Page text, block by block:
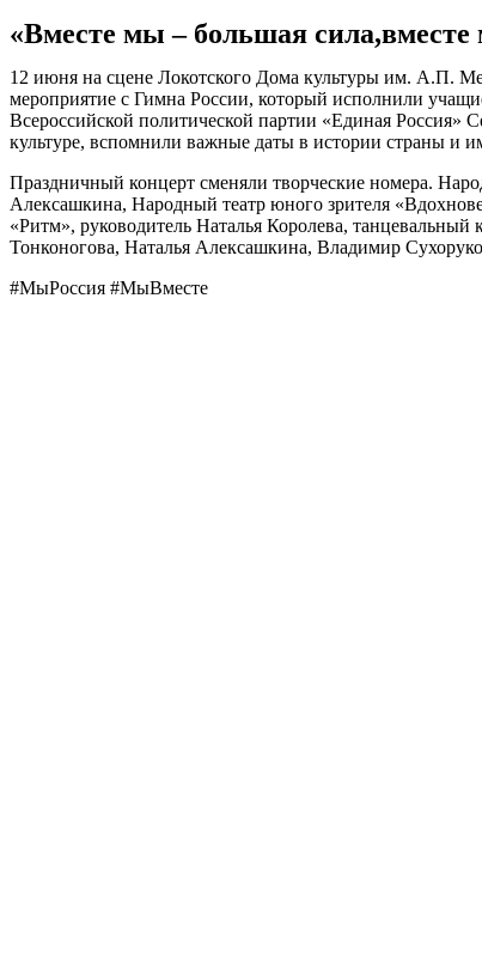
«Вместе мы – большая сила,вместе
12 июня на сцене Локотского Дома культуры им. А.П.
мероприятие с Гимна России, который исполнили
Всероссийской политической партии «Единая Россия»
культуре, вспомнили важные даты в истории страны и
Праздничный концерт сменяли творческие номера.
Алексашкина, Народный театр юного зрителя
«Ритм», руководитель Наталья Королева,
Тонконогова, Наталья Алексашкина, Владимир
#МыРоссия #МыВместе